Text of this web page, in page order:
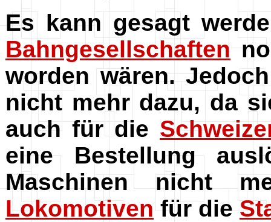
Es kann gesagt
Bahngesellschaften
worden wären.
nicht mehr dazu, da
auch für die
eine Bestellung
Maschinen nicht
Lokomotiven für die